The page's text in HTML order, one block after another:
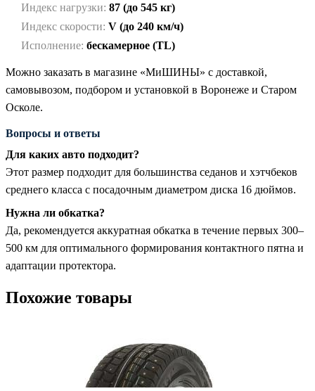
Индекс нагрузки: 87 (до 545 кг)
Индекс скорости: V (до 240 км/ч)
Исполнение: бескамерное (TL)
Можно заказать в магазине «МиШИНЫ» с доставкой,
самовывозом, подбором и установкой в Воронеже и Старом
Осколе.
Вопросы и ответы
Для каких авто подходит?
Этот размер подходит для большинства седанов и хэтчбеков
среднего класса с посадочным диаметром диска 16 дюймов.
Нужна ли обкатка?
Да, рекомендуется аккуратная обкатка в течение первых 300–
500 км для оптимального формирования контактного пятна и
адаптации протектора.
Похожие товары